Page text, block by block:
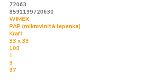
72063
8591199720630
WIMEX
PAP (mikrovlnitá lepenka)
Kraft
33 x 33
100
1
3
97